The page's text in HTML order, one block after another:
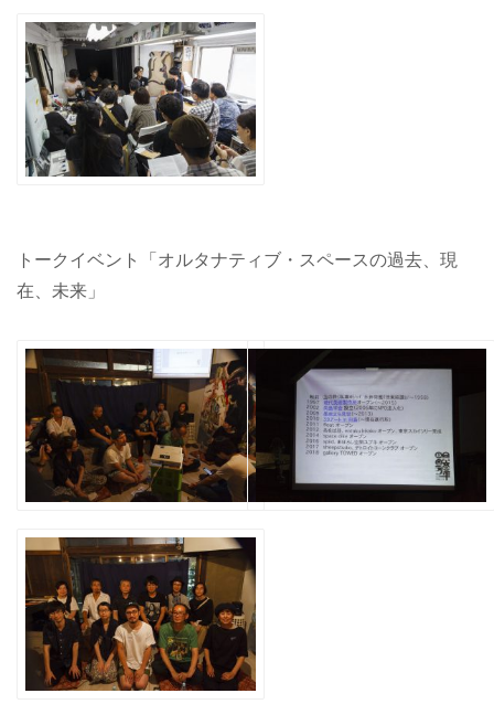
トークイベント「オルタナティブ・スペースの過去、現
在、未来」